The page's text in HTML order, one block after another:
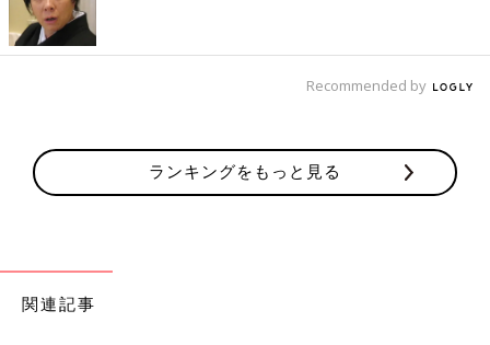
Recommended by
ランキングをもっと見る
関連記事